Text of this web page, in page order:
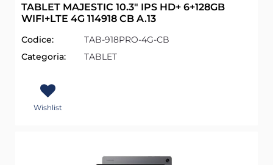
TABLET MAJESTIC 10.3" IPS HD+ 6+128GB
WIFI+LTE 4G 114918 CB A.13
Codice:
TAB-918PRO-4G-CB
Categoria:
TABLET
Wishlist